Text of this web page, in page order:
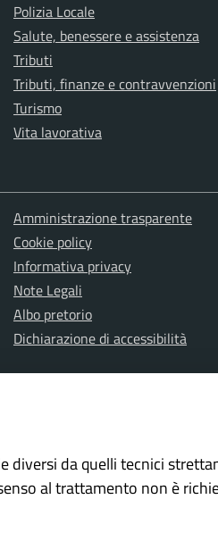
Polizia Locale
Salute, benessere e assistenza
Tributi
Tributi, finanze e contravvenzioni
Turismo
Vita lavorativa
Amministrazione trasparente
Cookie policy
Informativa privacy
Note Legali
Albo pretorio
Dichiarazione di accessibilità
Whistleblowing – Segnalazioni
diversi da quelli tecnici
al trattamento non è